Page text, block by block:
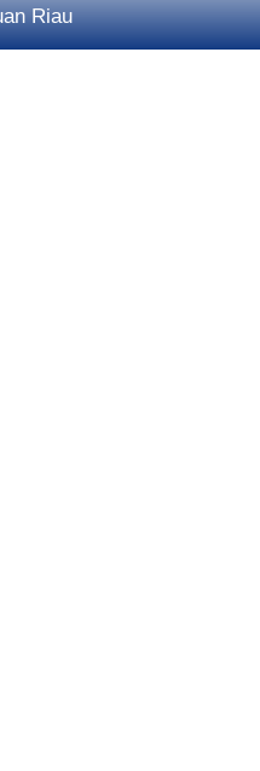
2026 di Bali
Riau